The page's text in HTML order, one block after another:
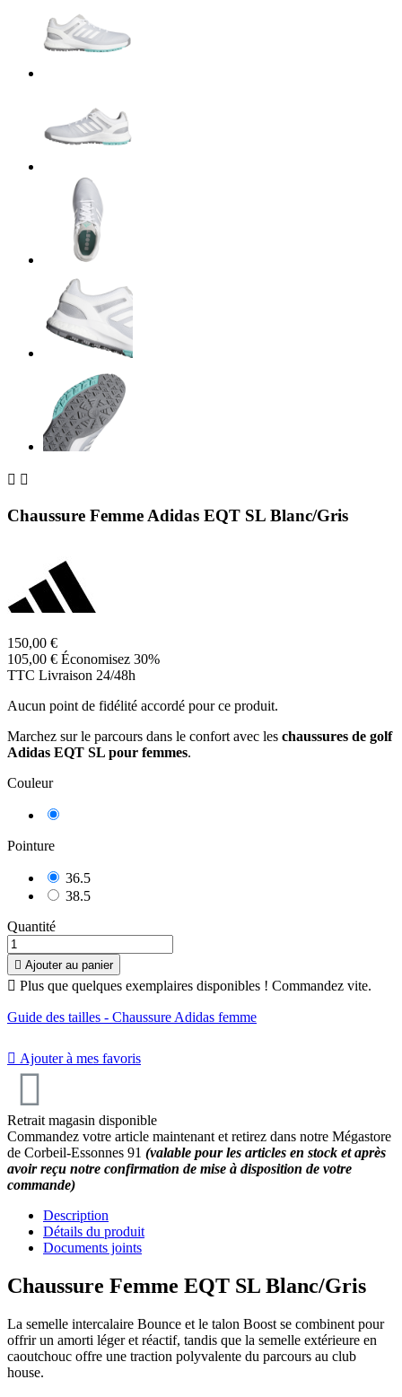
 
Chaussure Femme Adidas EQT SL Blanc/Gris
150,00 €
105,00 € Économisez 30%
TTC Livraison 24/48h
Aucun point de fidélité accordé pour ce produit.
Marchez sur le parcours dans le confort avec les chaussures de golf
Adidas EQT SL pour femmes.
Couleur
Pointure
36.5
38.5
Quantité
 Ajouter au panier
 Plus que quelques exemplaires disponibles ! Commandez vite.
Guide des tailles - Chaussure Adidas femme
 Ajouter à mes favoris
Retrait magasin disponible
Commandez votre article maintenant et retirez dans notre Mégastore
de Corbeil-Essonnes 91 (valable pour les articles en stock et après
avoir reçu notre confirmation de mise à disposition de votre
commande)
Description
Détails du produit
Documents joints
Chaussure Femme EQT SL Blanc/Gris
La semelle intercalaire Bounce et le talon Boost se combinent pour
offrir un amorti léger et réactif, tandis que la semelle extérieure en
caoutchouc offre une traction polyvalente du parcours au club
house.